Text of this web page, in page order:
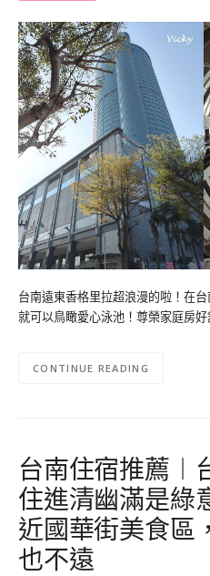
台南遠東香格里拉超浪漫的啦！在
就可以鳥瞰愛心泳池！尊榮家庭房
CONTINUE READING
台南住宿推薦︱
住進清幽滿是綠
近國華街美食區
也不遠